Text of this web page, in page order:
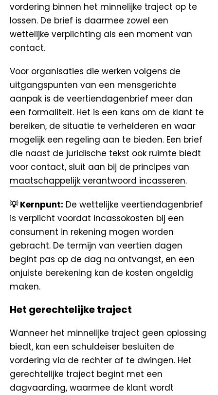
vordering binnen het minnelijke traject op te
lossen. De brief is daarmee zowel een
wettelijke verplichting als een moment van
contact.
Voor organisaties die werken volgens de
uitgangspunten van een mensgerichte
aanpak is de veertiendagenbrief meer dan
een formaliteit. Het is een kans om de klant te
bereiken, de situatie te verhelderen en waar
mogelijk een regeling aan te bieden. Een brief
die naast de juridische tekst ook ruimte biedt
voor contact, sluit aan bij de principes van
maatschappelijk verantwoord incasseren.
💡 Kernpunt: De wettelijke veertiendagenbrief
is verplicht voordat incassokosten bij een
consument in rekening mogen worden
gebracht. De termijn van veertien dagen
begint pas op de dag na ontvangst, en een
onjuiste berekening kan de kosten ongeldig
maken.
Het gerechtelijke traject
Wanneer het minnelijke traject geen oplossing
biedt, kan een schuldeiser besluiten de
vordering via de rechter af te dwingen. Het
gerechtelijke traject begint met een
dagvaarding, waarmee de klant wordt